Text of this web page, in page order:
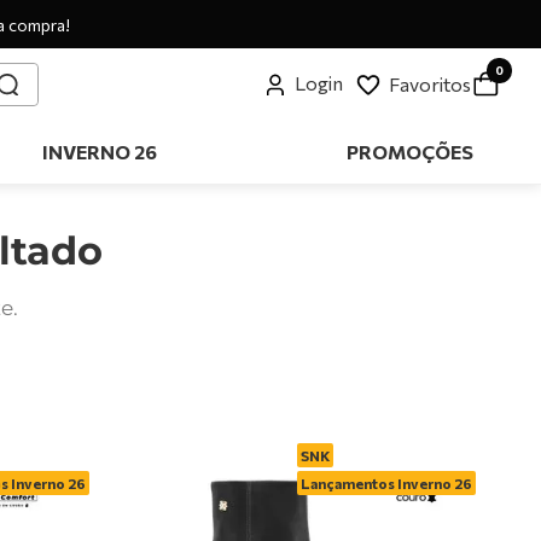
compra!
Login Favoritos
0
INVERNO 26 PROMOÇÕES
Inverno 26
SNK
Lançamentos Inverno 26